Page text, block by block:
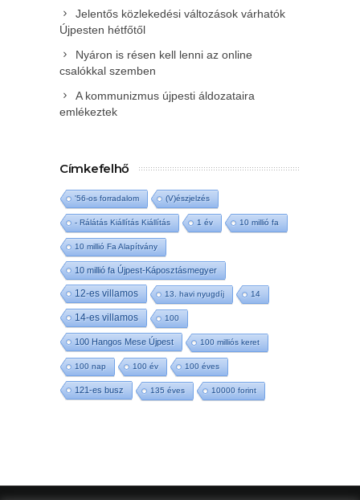
Jelentős közlekedési változások várhatók
Újpesten hétfőtől
Nyáron is résen kell lenni az online
csalókkal szemben
A kommunizmus újpesti áldozataira
emlékeztek
Címkefelhő
'56-os forradalom (V)észjelzés
- Rálátás Kiállítás Kiállítás 1 év 10 millió fa
10 millió Fa Alapítvány
10 millió fa Újpest-Káposztásmegyer
12-es villamos 13. havi nyugdíj 14
14-es villamos 100
100 Hangos Mese Újpest 100 milliós keret
100 nap 100 év 100 éves
121-es busz 135 éves 10000 forint